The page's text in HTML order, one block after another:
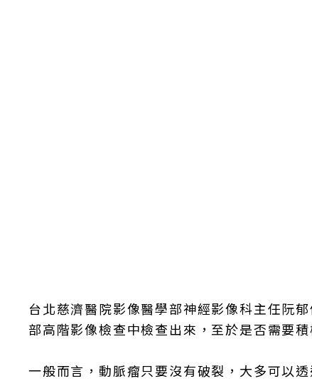
台北慈濟醫院影像醫學部神經影像科主任阮
部高階影像檢查中檢查出來，至於是否需要
一般而言，動脈瘤只要沒有破裂，大多可以